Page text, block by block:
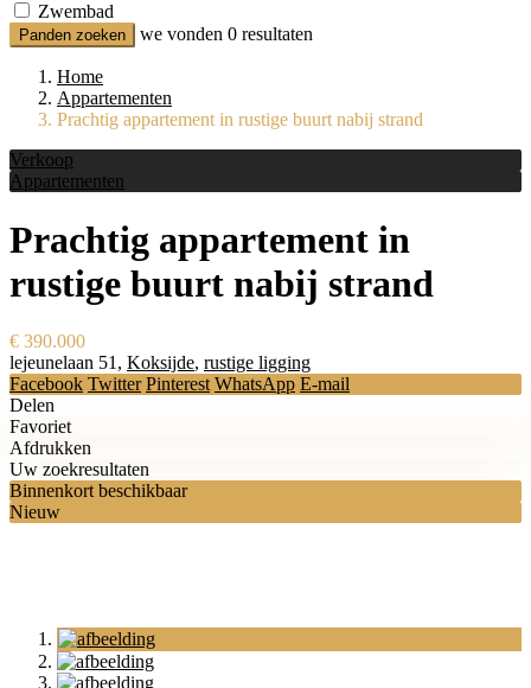
Zwembad
Panden zoeken we vonden 0 resultaten
Home
Appartementen
Prachtig appartement in rustige buurt nabij strand
Verkoop
Appartementen
Prachtig appartement in
rustige buurt nabij strand
€ 390.000
lejeunelaan 51, Koksijde, rustige ligging
Facebook Twitter Pinterest WhatsApp E-mail
Delen
Favoriet
Afdrukken
Uw zoekresultaten
Binnenkort beschikbaar
Nieuw